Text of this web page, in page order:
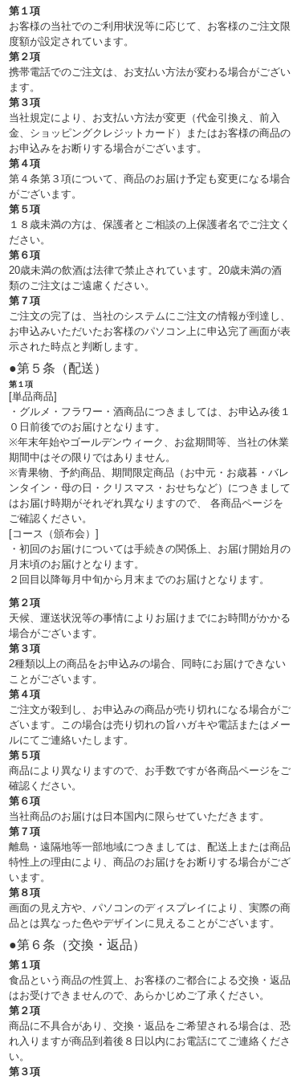
第１項
お客様の当社でのご利用状況等に応じて、お客様のご注文限
度額が設定されています。
第２項
携帯電話でのご注文は、お支払い方法が変わる場合がござい
ます。
第３項
当社規定により、お支払い方法が変更（代金引換え、前入
金、ショッピングクレジットカード）またはお客様の商品の
お申込みをお断りする場合がございます。
第４項
第４条第３項について、商品のお届け予定も変更になる場合
がございます。
第５項
１８歳未満の方は、保護者とご相談の上保護者名でご注文く
ださい。
第６項
20歳未満の飲酒は法律で禁止されています。20歳未満の酒
類のご注文はご遠慮ください。
第７項
ご注文の完了は、当社のシステムにご注文の情報が到達し、
お申込みいただいたお客様のパソコン上に申込完了画面が表
示された時点と判断します。
●第５条（配送）
第１項
[単品商品]
・グルメ・フラワー・酒商品につきましては、お申込み後１
０日前後でのお届けとなります。
※年末年始やゴールデンウィーク、お盆期間等、当社の休業
期間中はその限りではありません。
※青果物、予約商品、期間限定商品（お中元・お歳暮・バレ
ンタイン・母の日・クリスマス・おせちなど）につきまして
はお届け時期がそれぞれ異なりますので、 各商品ページを
ご確認ください。
[コース（頒布会）]
・初回のお届けについては手続きの関係上、お届け開始月の
月末頃のお届けとなります。
２回目以降毎月中旬から月末までのお届けとなります。
第２項
天候、運送状況等の事情によりお届けまでにお時間がかかる
場合がございます。
第３項
2種類以上の商品をお申込みの場合、同時にお届けできない
ことがございます。
第４項
ご注文が殺到し、お申込みの商品が売り切れになる場合がご
ざいます。この場合は売り切れの旨ハガキや電話またはメー
ルにてご連絡いたします。
第５項
商品により異なりますので、お手数ですが各商品ページをご
確認ください。
第６項
当社商品のお届けは日本国内に限らせていただきます。
第７項
離島・遠隔地等一部地域につきましては、配送上または商品
特性上の理由により、商品のお届けをお断りする場合がござ
います。
第８項
画面の見え方や、パソコンのディスプレイにより、実際の商
品とは異なった色やデザインに見えることがございます。
●第６条（交換・返品）
第１項
食品という商品の性質上、お客様のご都合による交換・返品
はお受けできませんので、あらかじめご了承ください。
第２項
商品に不具合があり、交換・返品をご希望される場合は、恐
れ入りますが商品到着後８日以内にお電話にてご連絡くださ
い。
第３項